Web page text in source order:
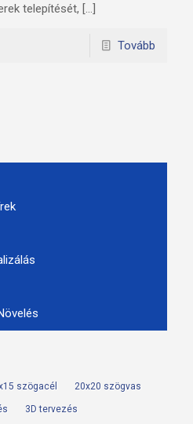
telepítését, […]
Tovább
szögacél 20x20 szögvas
3D tervezés